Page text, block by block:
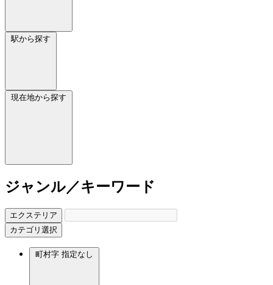
駅から探す
現在地から探す
ジャンル／キーワード
エクステリア
カテゴリ選択
町村字 指定なし